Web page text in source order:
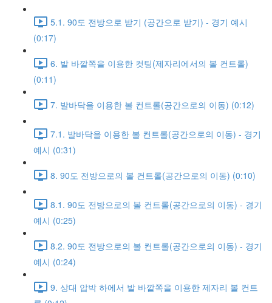
5.1. 90도 전방으로 받기 (공간으로 받기) - 경기 예시
(0:17)
6. 발 바깥쪽을 이용한 컷팅(제자리에서의 볼 컨트롤)
(0:11)
7. 발바닥을 이용한 볼 컨트롤(공간으로의 이동) (0:12)
7.1. 발바닥을 이용한 볼 컨트롤(공간으로의 이동) - 경기
예시 (0:31)
8. 90도 전방으로의 볼 컨트롤(공간으로의 이동) (0:10)
8.1. 90도 전방으로의 볼 컨트롤(공간으로의 이동) - 경기
예시 (0:25)
8.2. 90도 전방으로의 볼 컨트롤(공간으로의 이동) - 경기
예시 (0:24)
9. 상대 압박 하에서 발 바깥쪽을 이용한 제자리 볼 컨트